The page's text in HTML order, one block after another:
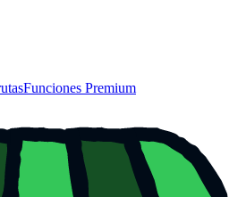
Funciones Premium